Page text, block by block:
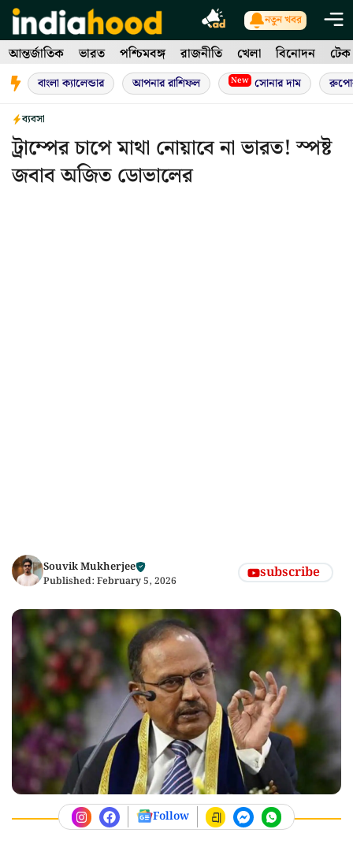
Skip
to
content
নতুন খবর
আন্তর্জাতিক ভারত পশ্চিমবঙ্গ রাজনীতি খেলা বিনোদন টেক
বাংলা ক্যালেন্ডার আপনার রাশিফল New সোনার দাম
ব্যবসা
ট্রাম্পের চাপে মাথা নোয়াবে না ভারত! স্পষ্ট
জবাব অজিত ডোভালের
Souvik Mukherjee
Published: February 5, 2026 subscribe
Follow